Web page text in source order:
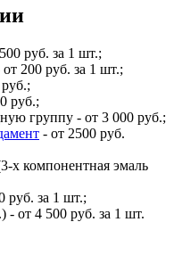
руб. за 1 шт.;
200 руб. за 1 шт.;
руб.;
группу - от 3 000 руб.;
- от 2500 руб.
х компонентная эмаль
руб. за 1 шт.;
- от 4 500 руб. за 1 шт.